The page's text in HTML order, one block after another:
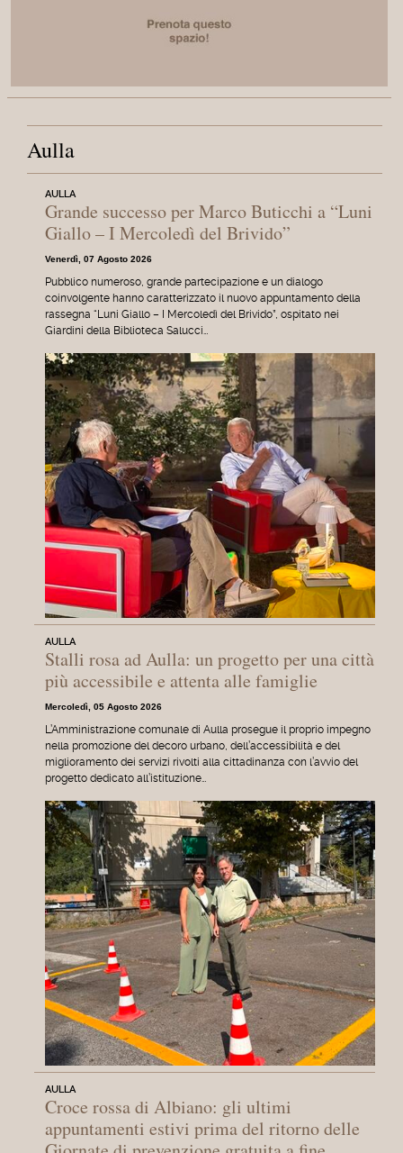
Aulla
AULLA
Grande successo per Marco Buticchi a “Luni
Giallo – I Mercoledì del Brivido”
Venerdì, 07 Agosto 2026
Pubblico numeroso, grande partecipazione e un dialogo
coinvolgente hanno caratterizzato il nuovo appuntamento della
rassegna “Luni Giallo – I Mercoledì del Brivido”, ospitato nei
Giardini della Biblioteca Salucci…
AULLA
Stalli rosa ad Aulla: un progetto per una città
più accessibile e attenta alle famiglie
Mercoledì, 05 Agosto 2026
L’Amministrazione comunale di Aulla prosegue il proprio impegno
nella promozione del decoro urbano, dell’accessibilità e del
miglioramento dei servizi rivolti alla cittadinanza con l’avvio del
progetto dedicato all’istituzione…
AULLA
Croce rossa di Albiano: gli ultimi
appuntamenti estivi prima del ritorno delle